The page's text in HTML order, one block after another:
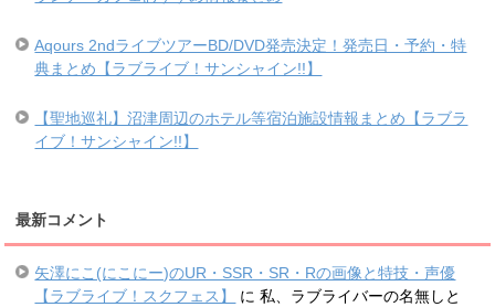
Aqours 2ndライブツアーBD/DVD発売決定！発売日・予約・特
典まとめ【ラブライブ！サンシャイン!!】
【聖地巡礼】沼津周辺のホテル等宿泊施設情報まとめ【ラブラ
イブ！サンシャイン!!】
最新コメント
矢澤にこ(にこにー)のUR・SSR・SR・Rの画像と特技・声優
【ラブライブ！スクフェス】
に私、ラブライバーの名無しと